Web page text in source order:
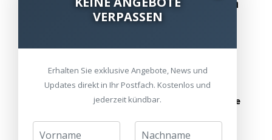
Besuchen Sie unsere Ausstellungen
oder schreiben Sie uns:info@heimkinoraum.de
VERPASSEN
Erhalten Sie exklusive Angebote, News und
Updates direkt in Ihr Postfach. Kostenlos und
jederzeit kündbar.